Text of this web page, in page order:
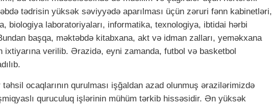
tədrisin yüksək səviyyədə aparılması üçün zəruri fənn kabinetləri,
biologiya laboratoriyaları, informatika, texnologiya, ibtidai hərbi
başqa, məktəbdə kitabxana, akt və idman zalları, yeməkxana
ixtiyarına verilib. Ərazidə, eyni zamanda, futbol və basketbol
ocaqlarının qurulması işğaldan azad olunmuş ərazilərimizdə
quruculuq işlərinin mühüm tərkib hissəsidir. Ən yüksək